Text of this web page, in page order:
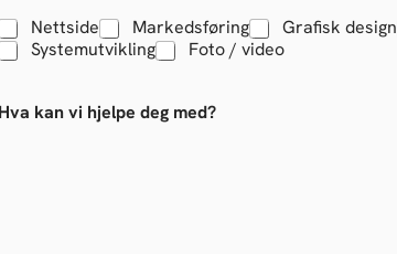
Nettside Markedsføring Grafisk design
Systemutvikling
Foto / video
Hva kan vi hjelpe deg med?